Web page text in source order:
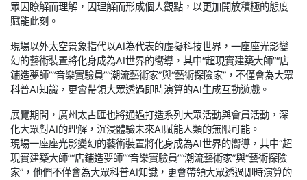
眾因瞭解而理解，因理解而形成個人觀點，以更加開放積極的態度
賦能此刻。
現場以外太空景象指代以AI為代表的虛擬科技世界，一座座光影變
幻的藝術裝置將化身成為AI世界的嚮導，其中“超現實建築大師”“店
鋪造夢師”“音樂實驗員”“潮流藝術家”與“藝術探險家”，不僅會為大眾
科普AI知識，更會帶領大眾透過即時演算的AI生成互動遊戲。
展覽期間，廣州太古匯也將通過打造系列大眾活動與會員活動，深
化大眾對AI的理解，沉浸體驗未來AI賦能人類的無限可能。
現場一座座光影變幻的藝術裝置將化身成為AI世界的嚮導，其中“超
現實建築大師”“店鋪造夢師”“音樂實驗員”“潮流藝術家”與“藝術探險
家”，他們不僅會為大眾科普AI知識，更會帶領大眾透過即時演算的